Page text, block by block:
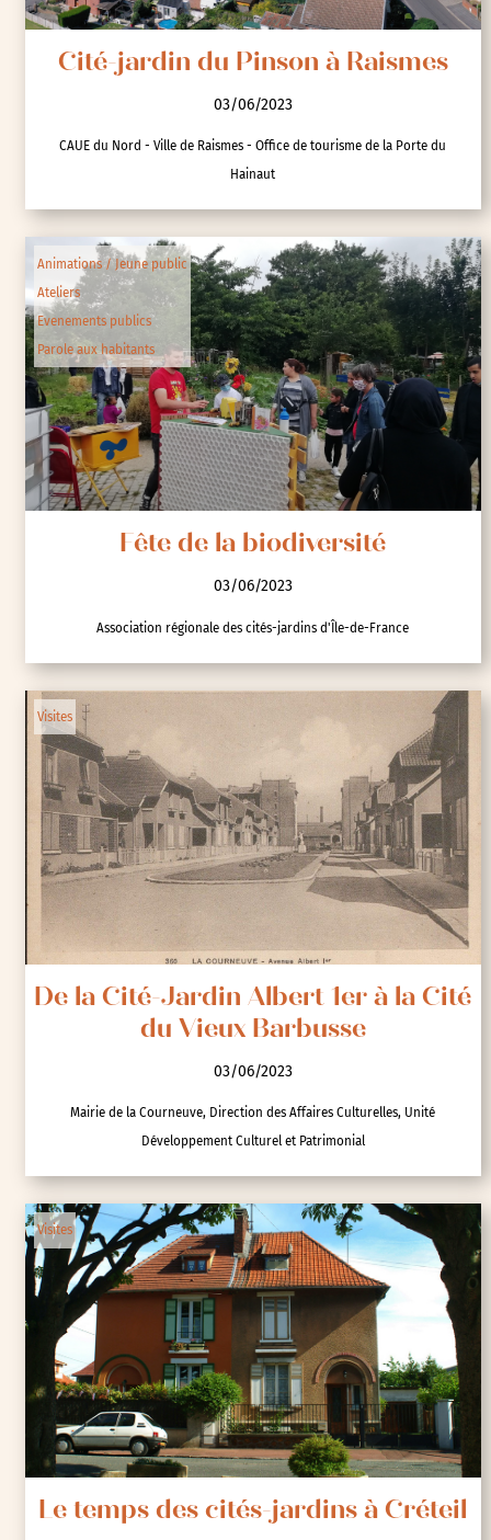
Cité-jardin du Pinson à Raismes
03/06/2023
CAUE du Nord - Ville de Raismes - Office de tourisme de la Porte du
Hainaut
Animations / Jeune public
Ateliers
Evenements publics
Parole aux habitants
Fête de la biodiversité
03/06/2023
Association régionale des cités-jardins d'Île-de-France
Visites
De la Cité-Jardin Albert 1er à la Cité
du Vieux Barbusse
03/06/2023
Mairie de la Courneuve, Direction des Affaires Culturelles, Unité
Développement Culturel et Patrimonial
Visites
Le temps des cités-jardins à Créteil